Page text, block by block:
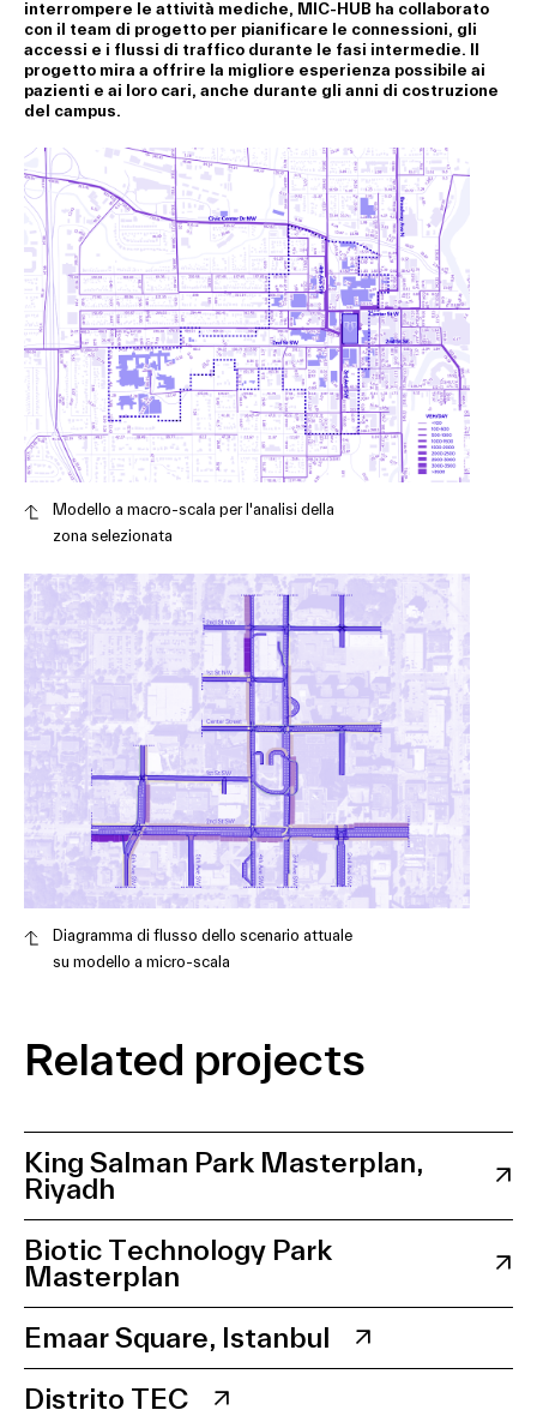
interrompere le attività mediche, MIC-HUB ha collaborato
con il team di progetto per pianificare le connessioni, gli
accessi e i flussi di traffico durante le fasi intermedie. Il
progetto mira a offrire la migliore esperienza possibile ai
pazienti e ai loro cari, anche durante gli anni di costruzione
del campus.
Modello a macro-scala per l'analisi della
zona selezionata
Diagramma di flusso dello scenario attuale
su modello a micro-scala
Related projects
King Salman Park Masterplan,
Riyadh
Biotic Technology Park
Masterplan
Emaar Square, Istanbul
Distrito TEC